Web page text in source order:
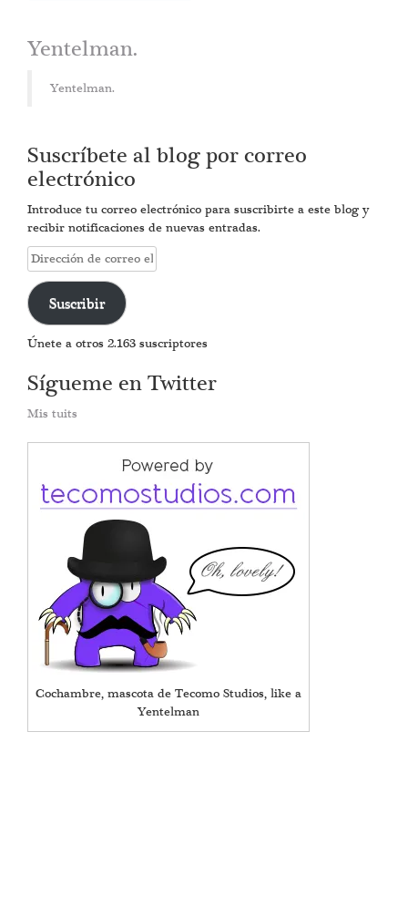
Yentelman.
Yentelman.
Suscríbete al blog por correo
electrónico
Introduce tu correo electrónico para suscribirte a este blog y
recibir notificaciones de nuevas entradas.
Dirección
de
correo
electrónico
Suscribir
Únete a otros 2.163 suscriptores
Sígueme en Twitter
Mis tuits
Cochambre, mascota de Tecomo Studios, like a
Yentelman